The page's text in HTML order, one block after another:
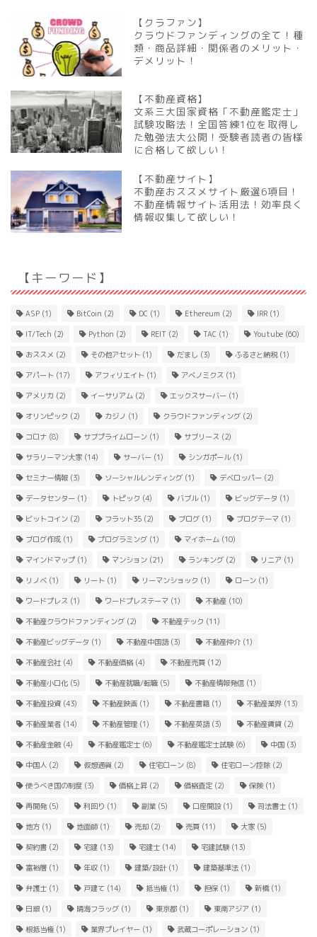
【クラファン】
クラウドファンディングの全て！種
類・商品詳細・関係者のメリット・
デメリット！
【不動産資格】
文系三大国家資格「不動産鑑定士」
試験攻略法！全国答練1位を取得し
た勉強法大公開！受験者読者の皆様
に合格して欲しい！
【不動産サイト】
不動産おススメサイト厳選6項目！
不動産情報サイト活用法！効率良く
情報収集して欲しい！
【キーワード】
ASP (1) BitCoin (2) DC (1) Ethereum (2) IRR (1)
IT/Tech (2) Python (2) REIT (2) TAC (1) Youtube (60)
おススメ (2) その他アセット (1) だまし (3) ふるさと納税(1)
アパート (17) アフィリエイト (1) アベノミクス (1)
アメリカ (2) イーサリアム (2) エックスサーバー (1)
オリンピック (2) カジノ (1) クラウドファンディング (2)
コロナ (8) サブプライムローン (1) サブリース (2)
サラリーマン大家 (14) サーバー (1) シンガポール(1)
セミナー情報 (3) ソーシャルレンディング (1) デベロッパー (2)
データセンター (1) トピック (4) バブル(1) ビッグデータ (1)
ビットコイン (2) フラット35 (2) ブログ (1) ブログテーマ (1)
ブログ作成 (1) プログラミング (1) マイホーム (10)
マインドマップ (1) マンション (21) ランキング (2) リニア (1)
リノベ (1) リート (1) リーマンショック (1) ローン (1)
ワードプレス (1) ワードプレステーマ (1) 不動産 (10)
不動産クラウドファンディング (2) 不動産テック (11)
不動産ビッグデータ (1) 不動産中国語(3) 不動産仲介 (1)
不動産会社 (4) 不動産価格(4) 不動産売買 (12)
不動産小口化 (5) 不動産就職/転職 (5) 不動産情報発信 (1)
不動産投資 (43) 不動産映画 (1) 不動産書籍 (1) 不動産業界 (13)
不動産業者 (14) 不動産管理 (1) 不動産英語(3) 不動産賃貸 (2)
不動産金融 (4) 不動産鑑定士 (6) 不動産鑑定士試験 (6) 中国 (3)
中国人 (2) 仮想通貨 (2) 住宅ローン (8) 住宅ローン控除 (2)
使うべき国の制度 (3) 価格上昇 (2) 価格査定 (2) 保険 (1)
再開発 (5) 利回り (1) 副業 (5) 口座開設(1) 司法書士 (1)
地方 (1) 地面師 (1) 売却 (2) 売買 (11) 大家 (5)
契約書 (2) 宅建 (13) 宅建士 (14) 宅建試験 (13)
富裕層 (1) 年収 (1) 建築/設計 (1) 建築基準法 (1)
弁護士 (1) 戸建て (14) 抵当権 (1) 担保 (1) 新橋(1)
日銀 (1) 晴海フラッグ (1) 東京都 (1) 東南アジア (1)
根抵当権 (1) 業界プレイヤー (1) 武蔵コーポレーション (1)